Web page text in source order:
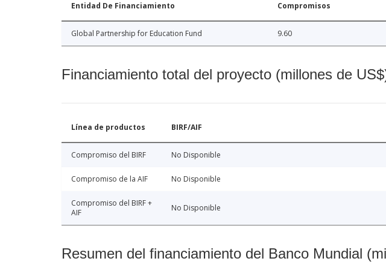
Entidad De Financiamiento Compromisos
Global Partnership for Education Fund 9.60
Financiamiento total del proyecto (millones de
Línea de productos BIRF/AIF
Compromiso del BIRF No Disponible
Compromiso de la AIF No Disponible
Compromiso del BIRF +
AIF
No Disponible
Resumen del financiamiento del Banco Mundial